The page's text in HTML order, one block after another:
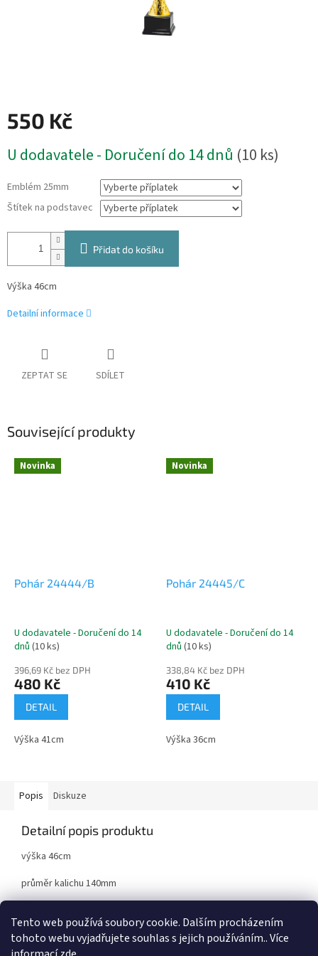
Tento web používá soubory cookie. Dalším procházením
tohoto webu vyjadřujete souhlas s jejich používáním.. Více
550 Kč
cena:
U dodavatele - Doručení do 14 dnů (10 ks)
Emblém 25mm
Štítek na podstavec
Přidat do košíku
Výška 46cm
Detailní informace
ZEPTAT SE SDÍLET
Související produkty
Novinka
Pohár 24444/B
U dodavatele - Doručení do 14
dnů (10 ks)
396,69 Kč bez DPH
480 Kč
DETAIL
Výška 41cm
Novinka
Pohár 24445/C
U dodavatele - Doručení do 14
dnů (10 ks)
338,84 Kč bez DPH
410 Kč
DETAIL
Výška 36cm
Popis Diskuze
Detailní popis produktu
výška 46cm
průměr kalichu 140mm